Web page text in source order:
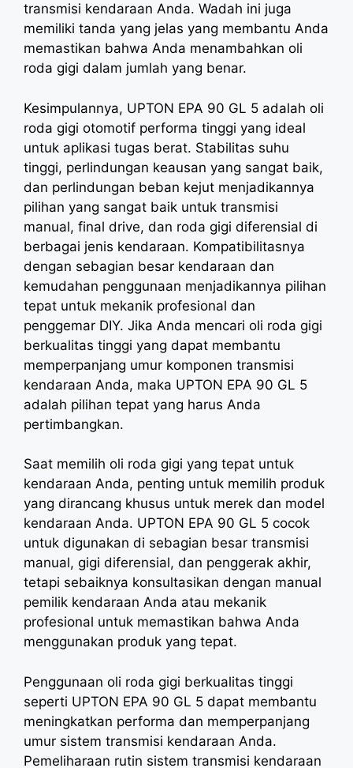
transmisi kendaraan Anda. Wadah ini juga
memiliki tanda yang jelas yang membantu Anda
memastikan bahwa Anda menambahkan oli
roda gigi dalam jumlah yang benar.
Kesimpulannya, UPTON EPA 90 GL 5 adalah oli
roda gigi otomotif performa tinggi yang ideal
untuk aplikasi tugas berat. Stabilitas suhu
tinggi, perlindungan keausan yang sangat baik,
dan perlindungan beban kejut menjadikannya
pilihan yang sangat baik untuk transmisi
manual, final drive, dan roda gigi diferensial di
berbagai jenis kendaraan. Kompatibilitasnya
dengan sebagian besar kendaraan dan
kemudahan penggunaan menjadikannya pilihan
tepat untuk mekanik profesional dan
penggemar DIY. Jika Anda mencari oli roda gigi
berkualitas tinggi yang dapat membantu
memperpanjang umur komponen transmisi
kendaraan Anda, maka UPTON EPA 90 GL 5
adalah pilihan tepat yang harus Anda
pertimbangkan.
Saat memilih oli roda gigi yang tepat untuk
kendaraan Anda, penting untuk memilih produk
yang dirancang khusus untuk merek dan model
kendaraan Anda. UPTON EPA 90 GL 5 cocok
untuk digunakan di sebagian besar transmisi
manual, gigi diferensial, dan penggerak akhir,
tetapi sebaiknya konsultasikan dengan manual
pemilik kendaraan Anda atau mekanik
profesional untuk memastikan bahwa Anda
menggunakan produk yang tepat.
Penggunaan oli roda gigi berkualitas tinggi
seperti UPTON EPA 90 GL 5 dapat membantu
meningkatkan performa dan memperpanjang
umur sistem transmisi kendaraan Anda.
Pemeliharaan rutin sistem transmisi kendaraan